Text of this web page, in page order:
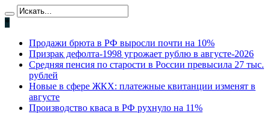
*
Продажи брюта в РФ выросли почти на 10%
Призрак дефолта-1998 угрожает рублю в августе-2026
Средняя пенсия по старости в России превысила 27 тыс.
рублей
Новые в сфере ЖКХ: платежные квитанции изменят в
августе
Производство кваса в РФ рухнуло на 11%